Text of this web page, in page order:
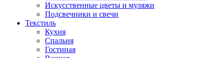
Искусственные цветы и муляжи
Подсвечники и свечи
Текстиль
Кухня
Спальня
Гостиная